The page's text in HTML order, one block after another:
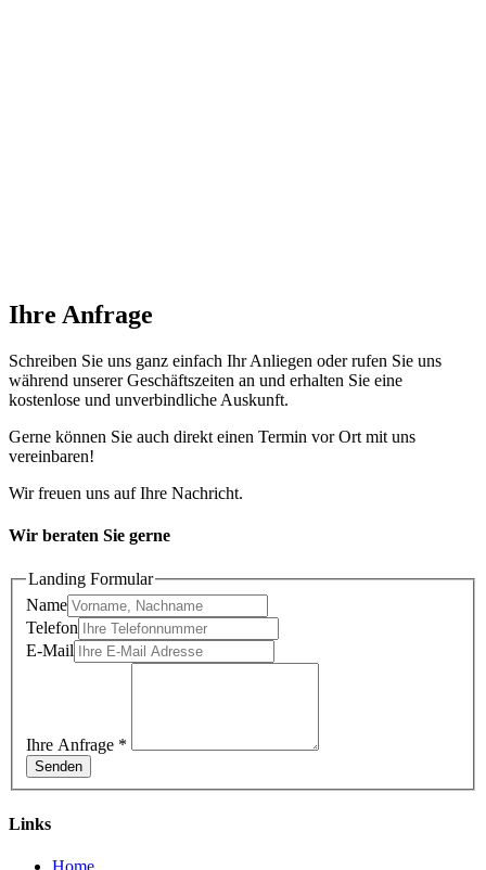
Ihre Anfrage
Schreiben Sie uns ganz einfach Ihr Anliegen oder rufen Sie uns
während unserer Geschäftszeiten an und erhalten Sie eine
kostenlose und unverbindliche Auskunft.
Gerne können Sie auch direkt einen Termin vor Ort mit uns
vereinbaren!
Wir freuen uns auf Ihre Nachricht.
Wir beraten Sie gerne
Landing Formular
Name
Telefon
E-Mail
Ihre Anfrage *
Senden
Links
Home